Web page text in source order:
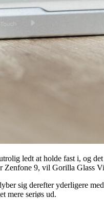
ledt at holde fast i, og
9, vil Gorilla Glass
sig derefter yderligere
mere seriøs ud.